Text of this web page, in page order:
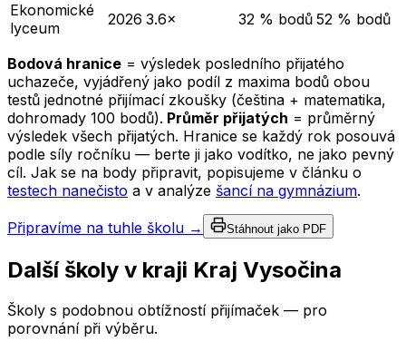
Ekonomické
lyceum
2026 3.6× 32 % bodů 52 % bodů
Bodová hranice = výsledek posledního přijatého
uchazeče, vyjádřený jako podíl z maxima bodů obou
testů jednotné přijímací zkoušky (čeština + matematika,
dohromady 100 bodů). Průměr přijatých = průměrný
výsledek všech přijatých. Hranice se každý rok posouvá
podle síly ročníku — berte ji jako vodítko, ne jako pevný
cíl. Jak se na body připravit, popisujeme v článku o
testech nanečisto a v analýze šancí na gymnázium.
Připravíme na tuhle školu → Stáhnout jako PDF
Další školy v kraji Kraj Vysočina
Školy s podobnou obtížností přijímaček — pro
porovnání při výběru.